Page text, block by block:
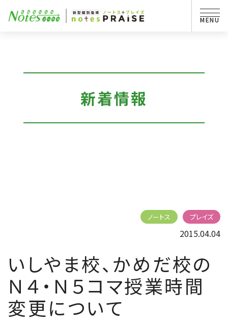
新着情報
ノートス プレイズ
2015.04.04
いしやま校、かめだ校の
Ｎ４・Ｎ５コマ授業時間
変更について